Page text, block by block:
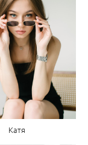
Катя